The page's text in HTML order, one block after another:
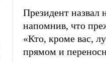
Президент назвал
напомнив, что
«Кто, кроме вас,
прямом и